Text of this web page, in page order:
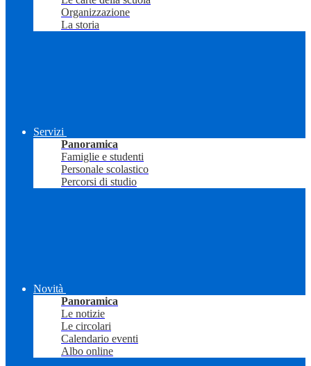
Organizzazione
La storia
Servizi
Panoramica
Famiglie e studenti
Personale scolastico
Percorsi di studio
Novità
Panoramica
Le notizie
Le circolari
Calendario eventi
Albo online